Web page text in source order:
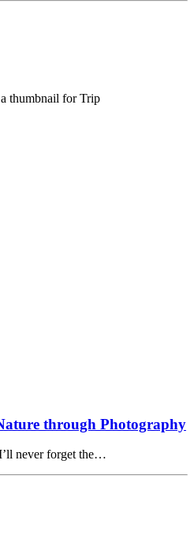
thumbnail for Trip
through Photography
never forget the…